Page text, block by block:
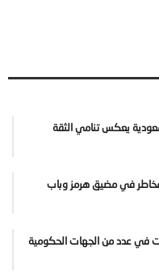
يعكس تنامي الثقة
في مضيق هرمز وباب
في عدد من الجهات الحكومية